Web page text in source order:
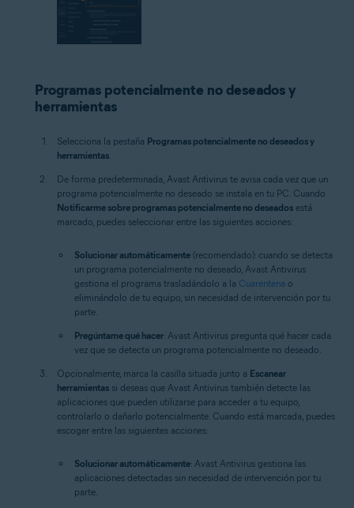
Programas potencialmente no deseados y
herramientas
Selecciona la pestaña Programas potencialmente no deseados y
herramientas
De forma predeterminada, Avast Antivirus te avisa cada vez que un
programa potencialmente no deseado se instala en tu PC. Cuando
Notificarme sobre programas potencialmente no deseados está
marcado, puedes seleccionar entre las siguientes acciones:
Solucionar automáticamente (recomendado): cuando se detecta
un programa potencialmente no deseado, Avast Antivirus
gestiona el programa trasladándolo a la Cuarentena o
eliminándolo de tu equipo, sin necesidad de intervención por tu
parte.
Pregúntame qué hacer: Avast Antivirus pregunta qué hacer cada
vez que se detecta un programa potencialmente no deseado.
Opcionalmente, marca la casilla situada junto a Escanear
herramientas si deseas que Avast Antivirus también detecte las
aplicaciones que pueden utilizarse para acceder a tu equipo,
controlarlo o dañarlo potencialmente. Cuando está marcada, puedes
escoger entre las siguientes acciones:
Solucionar automáticamente: Avast Antivirus gestiona las
aplicaciones detectadas sin necesidad de intervención por tu
parte.